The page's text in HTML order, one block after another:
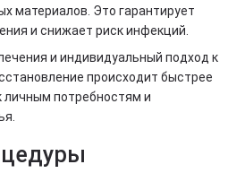
материалов. Это гарантирует
и снижает риск инфекций.
и индивидуальный подход к
происходит быстрее
личным потребностям и